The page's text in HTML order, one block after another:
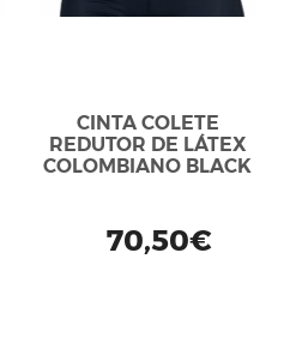
CINTA COLETE
REDUTOR DE LÁTEX
COLOMBIANO BLACK
70,50€